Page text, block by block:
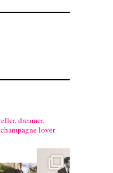
dreamer,
lover